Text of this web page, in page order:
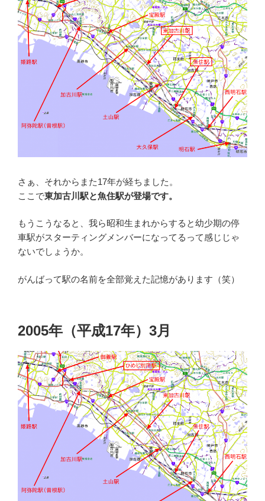
さぁ、それからまた17年が経ちました。
ここで東加古川駅と魚住駅が登場です。
もうこうなると、我ら昭和生まれからすると幼少期の停
車駅がスターティングメンバーになってるって感じじゃ
ないでしょうか。
がんばって駅の名前を全部覚えた記憶があります（笑）
2005年（平成17年）3月